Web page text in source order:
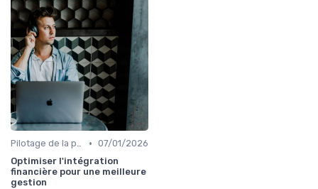
Pilotage de la performance globale • 07/01/2026
Optimiser l'intégration
financière pour une meilleure
gestion